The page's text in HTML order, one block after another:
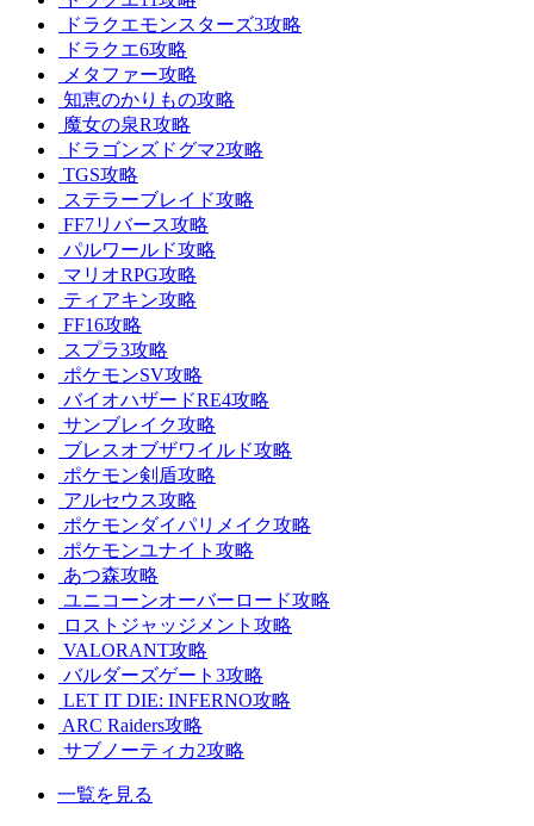
ドラクエモンスターズ3攻略
ドラクエ6攻略
メタファー攻略
知恵のかりもの攻略
魔女の泉R攻略
ドラゴンズドグマ2攻略
TGS攻略
ステラーブレイド攻略
FF7リバース攻略
パルワールド攻略
マリオRPG攻略
ティアキン攻略
FF16攻略
スプラ3攻略
ポケモンSV攻略
バイオハザードRE4攻略
サンブレイク攻略
ブレスオブザワイルド攻略
ポケモン剣盾攻略
アルセウス攻略
ポケモンダイパリメイク攻略
ポケモンユナイト攻略
あつ森攻略
ユニコーンオーバーロード攻略
ロストジャッジメント攻略
VALORANT攻略
バルダーズゲート3攻略
LET IT DIE: INFERNO攻略
ARC Raiders攻略
サブノーティカ2攻略
一覧を見る